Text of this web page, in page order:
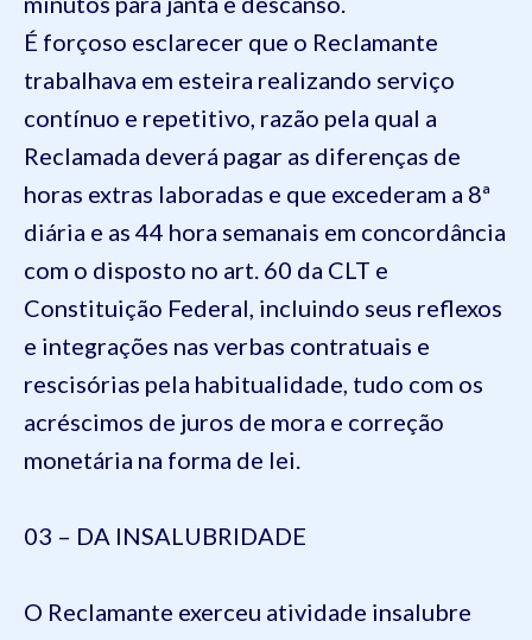
É forçoso esclarecer que o Reclamante
trabalhava em esteira realizando serviço
contínuo e repetitivo, razão pela qual a
Reclamada deverá pagar as diferenças de
horas extras laboradas e que excederam a 8ª
diária e as 44 hora semanais em concordância
com o disposto no art. 60 da CLT e
Constituição Federal, incluindo seus reflexos
e integrações nas verbas contratuais e
rescisórias pela habitualidade, tudo com os
acréscimos de juros de mora e correção
monetária na forma de lei.
03 – DA INSALUBRIDADE
O Reclamante exerceu atividade insalubre